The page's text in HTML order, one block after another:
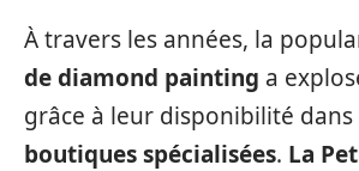
À travers les années, la
de diamond painting a
grâce à leur disponibilité dans
boutiques spécialisées. La